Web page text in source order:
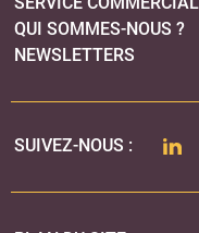
POLITIQUE DE
COOKIES